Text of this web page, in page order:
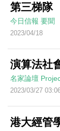
第三梯隊
今日信報 要聞
2023/04/18
演算法社
名家論壇
2023/03/27
港大經管